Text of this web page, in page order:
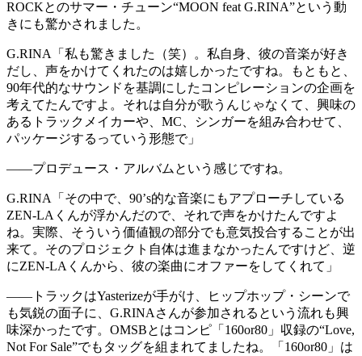
ROCKとのサマー・チューン“MOON feat G.RINA”という動
きにも驚かされました。
G.RINA
「私も驚きました（笑）。私自身、彼の音楽が好き
だし、声をかけてくれたのは嬉しかったですね。もともと、
90年代的なサウンドを基調にしたコンピレーションの企画を
考えてたんですよ。それは自分が歌うんじゃなくて、興味の
あるトラックメイカーや、MC、シンガーを組み合わせて、
パッケージするっていう形態で」
——プロデュース・アルバムという感じですね。
G.RINA
「その中で、90’s的な音楽にもアプローチしている
ZEN-LAくんが浮かんだので、それで声をかけたんですよ
ね。実際、そういう価値観の部分でも意気投合することが出
来て。そのプロジェクト自体は進まなかったんですけど、逆
にZEN-LAくんから、彼の楽曲にオファーをしてくれて」
——トラックはYasterizeが手がけ、ヒップホップ・シーンで
も気鋭の面子に、G.RINAさんが参加されるという流れも興
味深かったです。OMSBとはコンピ「160or80」収録の“Love,
Not For Sale”でもタッグを組まれてましたね。「160or80」は